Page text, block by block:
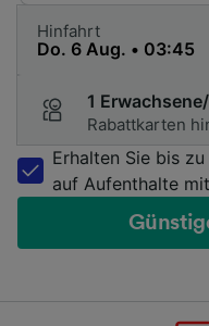
Hinfahrt
1
Rabattkarten
Erhalten Sie bis
auf Aufenthalte